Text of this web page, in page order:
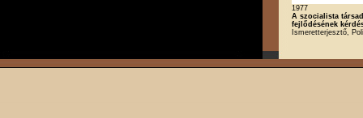
1977
A szocialista
fejlődésének
Ismeretterjesztő,